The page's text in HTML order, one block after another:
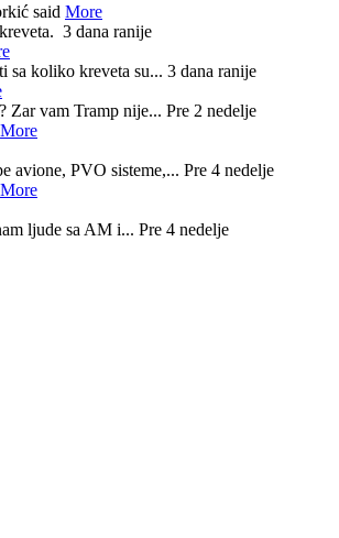
said More
3 dana ranije
sa koliko kreveta su... 3 dana ranije
Zar vam Tramp nije... Pre 2 nedelje
More
avione, PVO sisteme,... Pre 4 nedelje
More
ljude sa AM i... Pre 4 nedelje